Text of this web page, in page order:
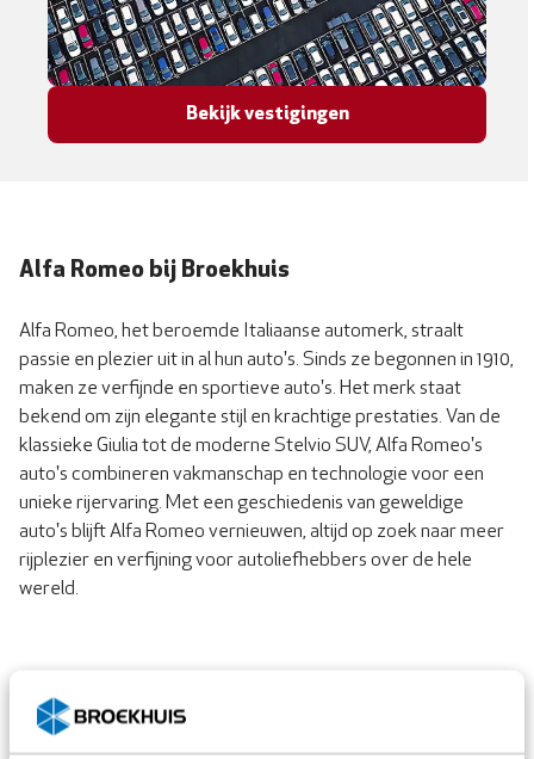
Bekijk vestigingen
Alfa Romeo bij Broekhuis
Alfa Romeo, het beroemde Italiaanse automerk, straalt
passie en plezier uit in al hun auto's. Sinds ze begonnen in 1910,
maken ze verfijnde en sportieve auto's. Het merk staat
bekend om zijn elegante stijl en krachtige prestaties. Van de
klassieke Giulia tot de moderne Stelvio SUV, Alfa Romeo's
auto's combineren vakmanschap en technologie voor een
unieke rijervaring. Met een geschiedenis van geweldige
auto's blijft Alfa Romeo vernieuwen, altijd op zoek naar meer
rijplezier en verfijning voor autoliefhebbers over de hele
wereld.